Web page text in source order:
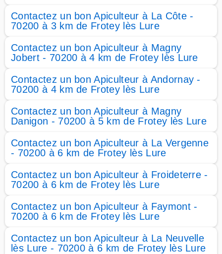
Contactez un bon Apiculteur à La Côte -
70200 à 3 km de Frotey lès Lure
Contactez un bon Apiculteur à Magny
Jobert - 70200 à 4 km de Frotey lès Lure
Contactez un bon Apiculteur à Andornay -
70200 à 4 km de Frotey lès Lure
Contactez un bon Apiculteur à Magny
Danigon - 70200 à 5 km de Frotey lès Lure
Contactez un bon Apiculteur à La Vergenne
- 70200 à 6 km de Frotey lès Lure
Contactez un bon Apiculteur à Froideterre -
70200 à 6 km de Frotey lès Lure
Contactez un bon Apiculteur à Faymont -
70200 à 6 km de Frotey lès Lure
Contactez un bon Apiculteur à La Neuvelle
lès Lure - 70200 à 6 km de Frotey lès Lure